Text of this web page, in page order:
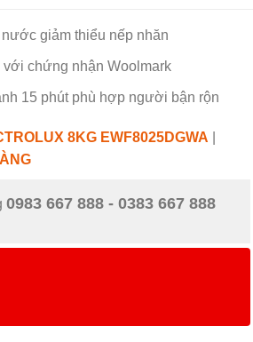
giảm thiểu nếp nhăn
với chứng nhận Woolmark
15 phút phù hợp người bận rộn
8KG EWF8025DGWA
0983 667 888 - 0383 667 888